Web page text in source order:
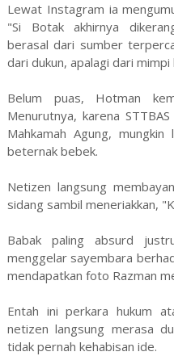
Lewat Instagram ia
"Si Botak akhirnya
berasal dari sumber
dari dukun, apalagi dari mimpi
Belum puas, Hotman
Menurutnya, karena
Mahkamah Agung,
beternak bebek.
Netizen langsung
sidang sambil meneriakkan,
Babak paling absurd
menggelar sayembara
mendapatkan foto Razman
Entah ini perkara hukum
netizen langsung merasa
tidak pernah kehabisan ide.